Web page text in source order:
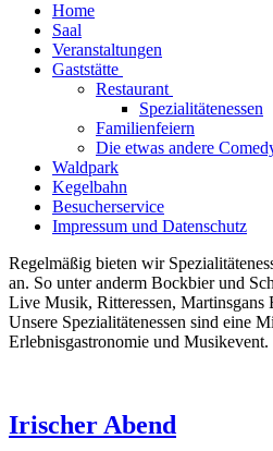
Home
Saal
Veranstaltungen
Gaststätte
Restaurant
Spezialitätenessen
Familienfeiern
Die etwas andere
Waldpark
Kegelbahn
Besucherservice
Impressum und Datenschutz
Regelmäßig bieten wir
an. So unter anderm Bockbier und
Live Musik, Ritteressen, Martinsgans
Unsere Spezialitätenessen sind eine
Erlebnisgastronomie und Musikevent.
Irischer Abend